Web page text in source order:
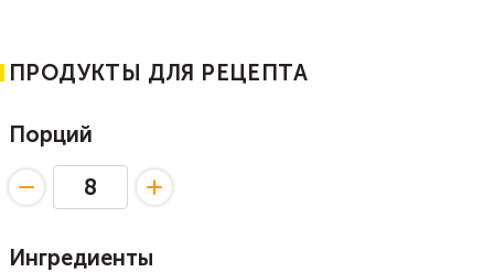
ПРОДУКТЫ ДЛЯ РЕЦЕПТА
Порций
Ингредиенты